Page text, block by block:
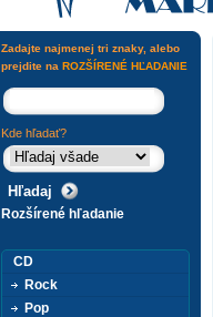
Zadajte najmenej tri znaky, alebo
prejdite na ROZŠÍRENÉ HĽADANIE
Kde hľadať?
Rozšírené hľadanie
CD
Rock
Pop